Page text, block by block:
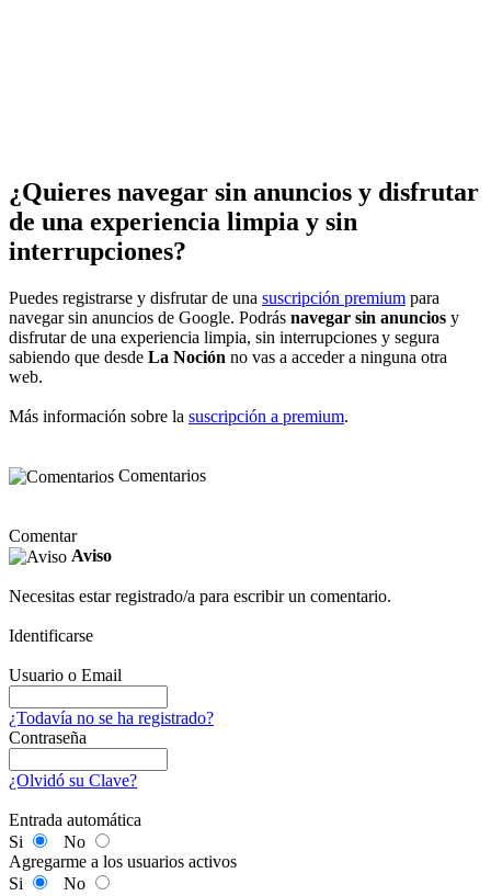
¿Quieres navegar sin anuncios y disfrutar
de una experiencia limpia y sin
interrupciones?
Puedes registrarse y disfrutar de una suscripción premium para
navegar sin anuncios de Google. Podrás navegar sin anuncios y
disfrutar de una experiencia limpia, sin interrupciones y segura
sabiendo que desde La Noción no vas a acceder a ninguna otra
web.
Más información sobre la suscripción a premium.
Comentarios
Comentar
Aviso
Necesitas estar registrado/a para escribir un comentario.
Identificarse
Usuario o Email
¿Todavía no se ha registrado?
Contraseña
¿Olvidó su Clave?
Entrada automática
Si
No
Agregarme a los usuarios activos
Si
No